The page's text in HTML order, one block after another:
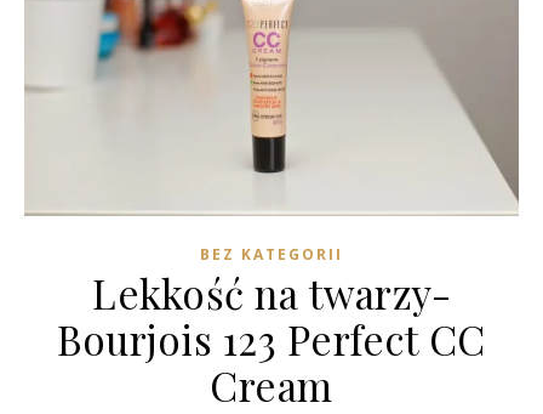
BEZ KATEGORII
Lekkość na twarzy-
Bourjois 123 Perfect CC
Cream